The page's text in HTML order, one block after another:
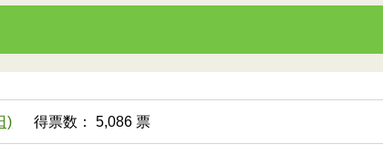
) 得票数： 5,086 票